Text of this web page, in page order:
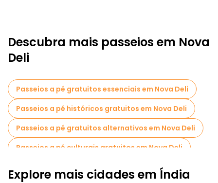
Descubra mais passeios em Nova
Deli
Passeios a pé gratuitos essenciais em Nova Deli
Passeios a pé históricos gratuitos em Nova Deli
Passeios a pé gratuitos alternativos em Nova Deli
Passeios a pé culturais gratuitos em Nova Deli
Passeios a pé gratuitos para famílias em Nova Deli
Explore mais cidades em Índia